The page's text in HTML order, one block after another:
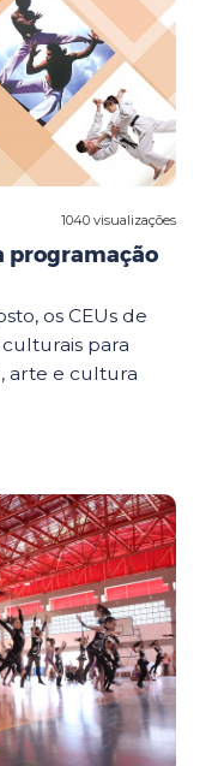
1040 visualizações
programação
os CEUs de
para
arte e cultura